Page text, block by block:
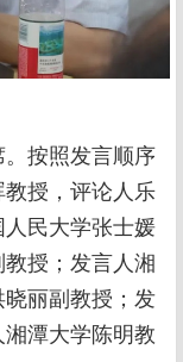
按照发言顺序
授，评论人乐
民大学张士媛
授；发言人湘
丽副教授；发
潭大学陈明教